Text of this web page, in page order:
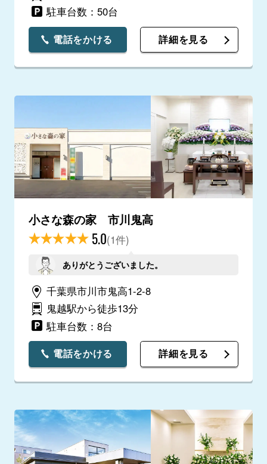
駐車台数：50台
電話をかける 詳細を見る
小さな森の家 市川鬼高
5.0(1件)
ありがとうございました。
千葉県市川市鬼高1-2-8
鬼越駅から徒歩13分
駐車台数：8台
電話をかける 詳細を見る